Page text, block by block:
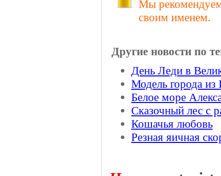
Мы рекомендуем
своим именем.
Другие новости по
День Леди в
Модель города из
Белое море
Сказочный лес с
Кошачья любовь
Резная яичная